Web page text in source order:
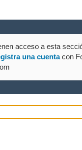
acceso a esta
una cuentacon